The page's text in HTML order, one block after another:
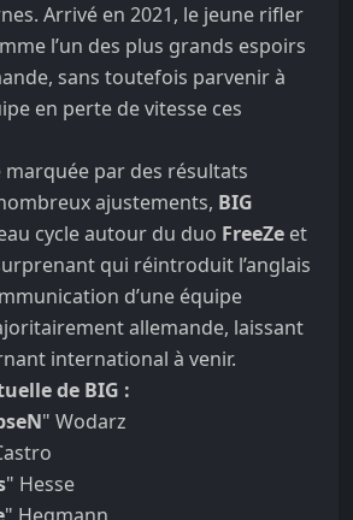
Arrivé en 2021, le jeune rifler
l’un des plus grands espoirs
sans toutefois parvenir à
en perte de vitesse ces
marquée par des résultats
ajustements, BIG
cycle autour du duo FreeZe et
qui réintroduit l’anglais
d’une équipe
allemande, laissant
international à venir.
de BIG :
" Wodarz
" Hesse